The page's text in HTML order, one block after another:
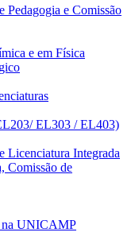
Pedagogia e Comissão
e em Física
EL303 / EL403)
Licenciatura Integrada
Comissão de
na UNICAMP